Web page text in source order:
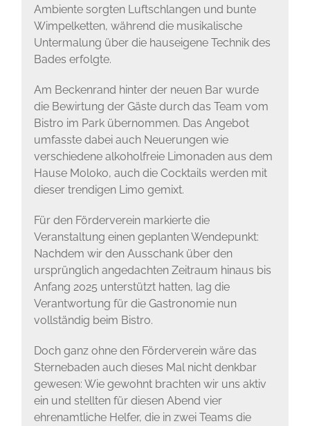
Ambiente sorgten Luftschlangen und bunte
Wimpelketten, während die musikalische
Untermalung über die hauseigene Technik des
Bades erfolgte.
Am Beckenrand hinter der neuen Bar wurde
die Bewirtung der Gäste durch das Team vom
Bistro im Park übernommen. Das Angebot
umfasste dabei auch Neuerungen wie
verschiedene alkoholfreie Limonaden aus dem
Hause Moloko, auch die Cocktails werden mit
dieser trendigen Limo gemixt.
Für den Förderverein markierte die
Veranstaltung einen geplanten Wendepunkt:
Nachdem wir den Ausschank über den
ursprünglich angedachten Zeitraum hinaus bis
Anfang 2025 unterstützt hatten, lag die
Verantwortung für die Gastronomie nun
vollständig beim Bistro.
Doch ganz ohne den Förderverein wäre das
Sternebaden auch dieses Mal nicht denkbar
gewesen: Wie gewohnt brachten wir uns aktiv
ein und stellten für diesen Abend vier
ehrenamtliche Helfer, die in zwei Teams die